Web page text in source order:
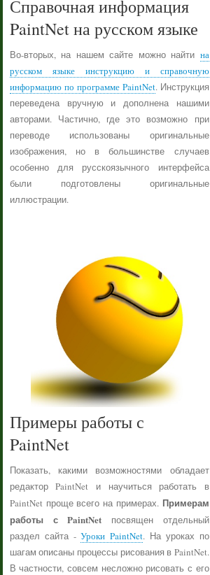
Справочная информация
PaintNet на русском языке
Во-вторых, на нашем сайте можно найти на
русском языке инструкцию и справочную
информацию по программе PaintNet. Инструкция
переведена вручную и дополнена нашими
авторами. Частично, где это возможно при
переводе использованы оригинальные
изображения, но в большинстве случаев
особенно для русскоязычного интерфейса
были подготовлены оригинальные
иллюстрации.
Примеры работы с
PaintNet
Показать, какими возможностями обладает
редактор PaintNet и научиться работать в
PaintNet проще всего на примерах. Примерам
работы с PaintNet посвящен отдельный
раздел сайта -Уроки PaintNet. На уроках по
шагам описаны процессы рисования в PaintNet.
В частности, совсем несложно рисовать с его